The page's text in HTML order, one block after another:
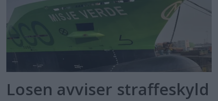
Losen avviser straffeskyld